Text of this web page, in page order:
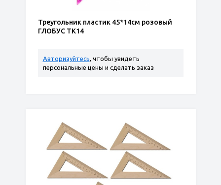
Треугольник пластик 45*14см розовый
ГЛОБУС ТК14
Авторизуйтесь, чтобы увидеть
персональные цены и сделать заказ